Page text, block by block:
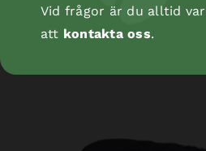
Dog Sweater
Vid frågor är du alltid
att kontakta oss.